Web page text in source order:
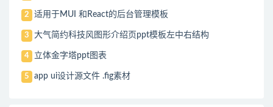
2 适用于MUI 和React的后台管理模板
3 大气简约科技风图形介绍页ppt模板左中右结构
4 立体金字塔ppt图表
5 app ui设计源文件 .fig素材